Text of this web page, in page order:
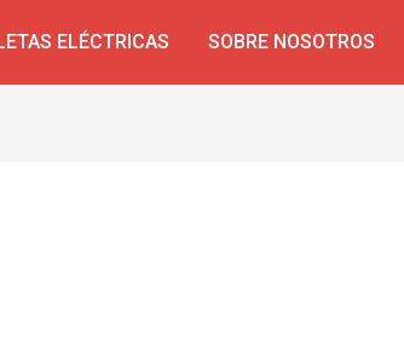
ELÉCTRICAS SOBRE NOSOTROS